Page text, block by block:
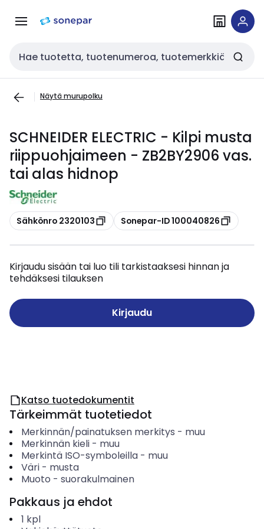
navigointiinsisältöön
Haku
Näytä murupolku
SCHNEIDER ELECTRIC - Kilpi musta
riippuohjaimeen - ZB2BY2906 vas.
tai alas hidnop
Kopioi
Sähkönro 2320103 Kopioi
Sonepar-ID 100040826
Kirjaudu sisään tai luo tili tarkistaaksesi hinnan ja
tehdäksesi tilauksen
Kirjaudu
Katso tuotedokumentit
Tärkeimmät tuotetiedot
Merkinnän/painatuksen merkitys - muu
Merkinnän kieli- muu
Merkintä ISO-symboleilla- muu
Väri- musta
Muoto - suorakulmainen
Pakkaus ja ehdot
1 kpl